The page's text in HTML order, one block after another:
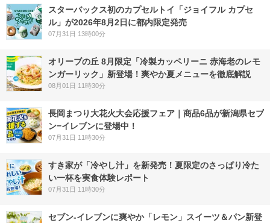
スターバックス初のカプセルトイ「ジョイフル カプセ
ル」が2026年8月2日に都内限定発売
07月31日 13時00分
オリーブの丘 8月限定「冷製カッペリーニ 赤海老のレモ
ンガーリック」新登場！爽やか夏メニューを徹底解説
08月01日 11時30分
長岡まつり大花火大会応援フェア｜商品6品が新潟県セブ
ン−イレブンに登場中！
07月31日 11時30分
すき家が「冷やし汁」を新発売！夏限定のさっぱり冷た
い一杯を実食体験レポート
07月31日 11時30分
セブン‐イレブンに爽やか「レモン」スイーツ＆パン新登